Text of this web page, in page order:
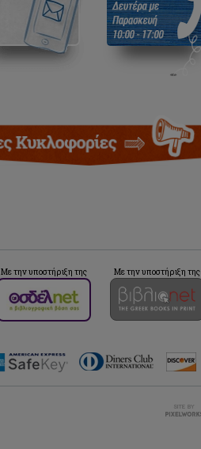
Με την υποστήριξη της Με την υποστήριξη της